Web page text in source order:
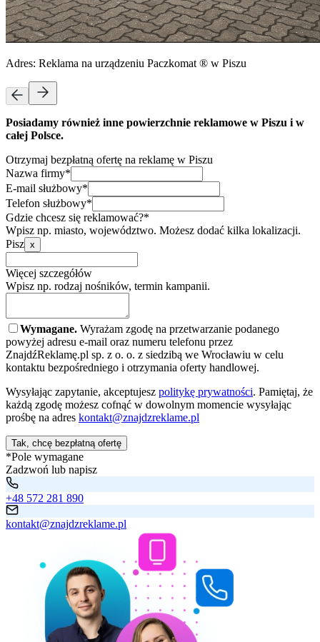
Adres: Reklama na urządzeniu Paczkomat ® w Piszu
Posiadamy również inne powierzchnie reklamowe w Piszu i w
całej Polsce.
Otrzymaj bezpłatną ofertę na reklamę w Piszu
Nazwa firmy*
E-mail służbowy*
Telefon służbowy*
Gdzie chcesz się reklamować?*
Wpisz np. miasto, województwo. Możesz dodać kilka lokalizacji.
Pisz x
Więcej szczegółów
Wpisz np. rodzaj nośników, termin kampanii.
Wymagane. Wyrażam zgodę na przetwarzanie podanego
powyżej adresu e-mail oraz numeru telefonu przez
ZnajdźReklamę.pl sp. z o. o. z siedzibą we Wrocławiu w celu
kontaktu bezpośredniego i otrzymania oferty handlowej.
Wysyłając zapytanie, akceptujesz politykę prywatności. Pamiętaj, że
każdą zgodę możesz cofnąć w dowolnym momencie wysyłając
prośbę na adres kontakt@znajdzreklame.pl
Tak, chcę bezpłatną ofertę
*Pole wymagane
Zadzwoń lub napisz
+48 572 281 890
kontakt@znajdzreklame.pl